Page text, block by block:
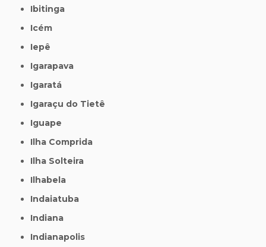
Ibitinga
Icém
Iepê
Igarapava
Igaratá
Igaraçu do Tietê
Iguape
Ilha Comprida
Ilha Solteira
Ilhabela
Indaiatuba
Indiana
Indianapolis